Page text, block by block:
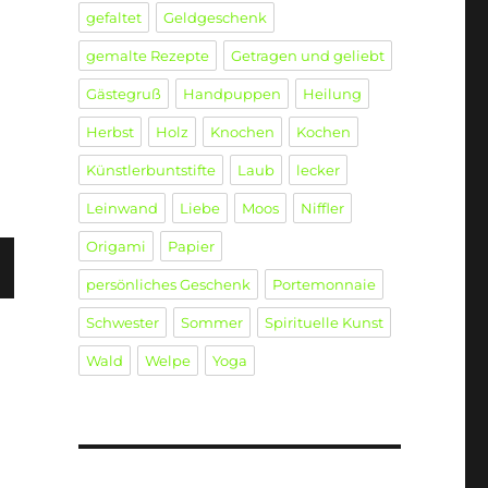
gefaltet Geldgeschenk
gemalte Rezepte Getragen und geliebt
Gästegruß Handpuppen Heilung
Herbst Holz Knochen Kochen
Künstlerbuntstifte Laub lecker
Leinwand Liebe Moos Niffler
Origami Papier
persönliches Geschenk Portemonnaie
Schwester Sommer Spirituelle Kunst
Wald Welpe Yoga